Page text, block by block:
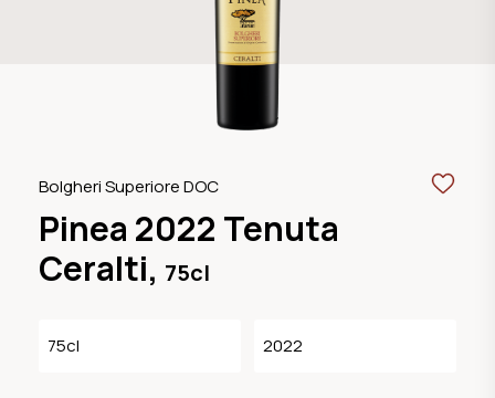
Bolgheri Superiore DOC
Pinea 2022 Tenuta
Ceralti, 75cl
75cl 2022